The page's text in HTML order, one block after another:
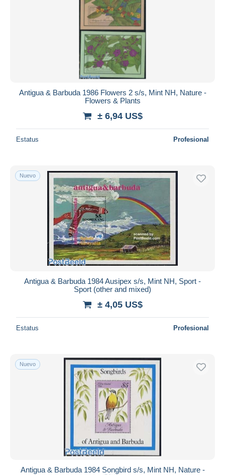
Antigua & Barbuda 1986 Flowers 2 s/s, Mint NH, Nature -
Flowers & Plants
± 6,94 US$
Estatus Profesional
Nuevo
Antigua & Barbuda 1984 Ausipex s/s, Mint NH, Sport -
Sport (other and mixed)
± 4,05 US$
Estatus Profesional
Nuevo
Antigua & Barbuda 1984 Songbird s/s, Mint NH, Nature -